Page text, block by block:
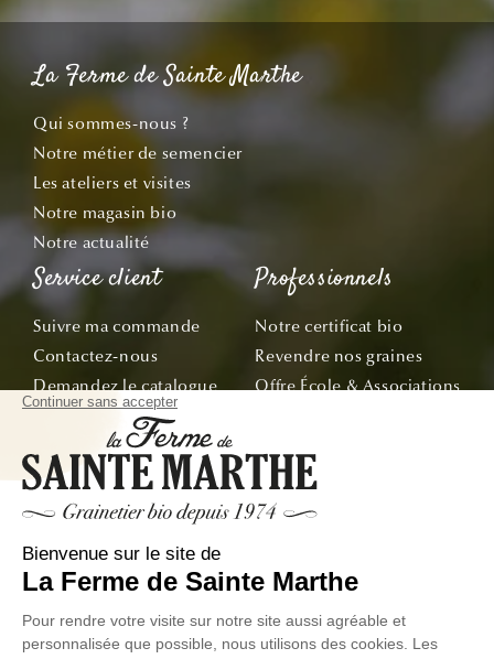
La Ferme de Sainte Marthe
Qui sommes-nous ?
Notre métier de semencier
Les ateliers et visites
Notre magasin bio
Notre actualité
Service client
Suivre ma commande
Contactez-nous
Demandez le catalogue
Bon de commande
Tous nos conseils
Professionnels
Notre certificat bio
Revendre nos graines
Offre École & Associations
Abonnez-vous
E-mail